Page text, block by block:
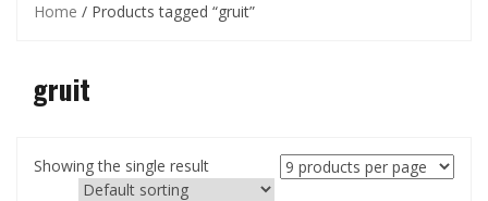
Home / Products tagged “gruit”
gruit
Showing the single result